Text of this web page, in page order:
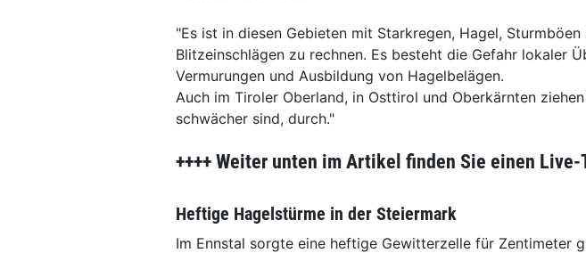
"Es ist in diesen Gebieten mit Starkregen, Hagel,
Blitzeinschlägen zu rechnen. Es besteht die Gefahr lokaler
Vermurungen und Ausbildung von Hagelbelägen.
Auch im Tiroler Oberland, in Osttirol und Oberkärnten
schwächer sind, durch."
++++ Weiter unten im Artikel finden Sie einen Live-
Heftige Hagelstürme in der Steiermark
Im Ennstal sorgte eine heftige Gewitterzelle für Zentimeter